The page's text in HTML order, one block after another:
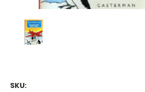
SKU: